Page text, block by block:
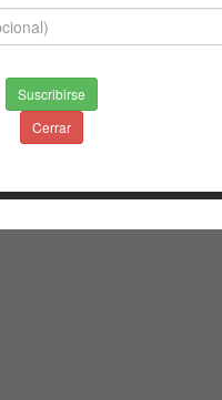
Suscribirse
Cerrar